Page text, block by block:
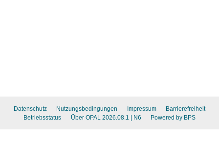
Datenschutz Nutzungsbedingungen Impressum
Barrierefreiheit
Betriebsstatus
Über OPAL 2026.08.1 | N6 Powered by BPS